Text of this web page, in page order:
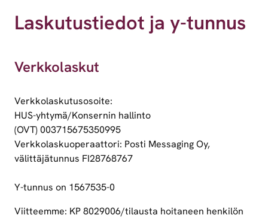
Laskutustiedot ja y-tunnus
Verkkolaskut
Verkkolaskutusosoite:
HUS-yhtymä/Konsernin hallinto
(OVT) 003715675350995
Verkkolaskuoperaattori: Posti Messaging Oy,
välittäjätunnus FI28768767
Y-tunnus on 1567535-0
Viitteemme: KP 8029006/tilausta hoitaneen henkilön